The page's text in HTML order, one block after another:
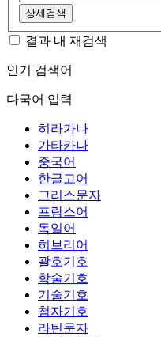
상세검색
결과 내 재검색
인기 검색어
다국어 입력
히라가나
가타카나
중국어
한글고어
그리스문자
프랑스어
독일어
히브리어
괄호기호
학술기호
기술기호
첨자기호
라틴문자